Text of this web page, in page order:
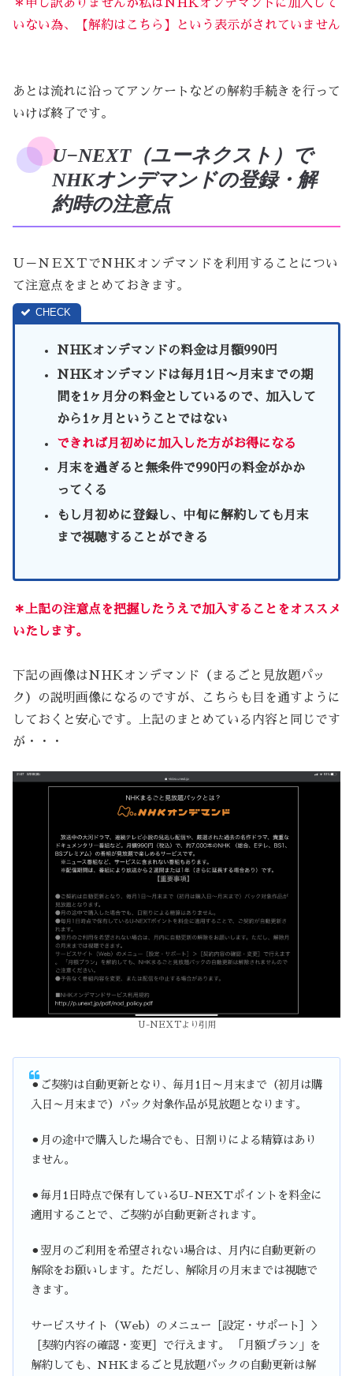
＊申し訳ありませんが私はNHKオンデマンドに加入して
いない為、【解約はこちら】という表示がされていません
あとは流れに沿ってアンケートなどの解約手続きを行って
いけば終了です。
U−NEXT（ユーネクスト）で
NHKオンデマンドの登録・解
約時の注意点
Ｕ－ＮＥＸＴでNHKオンデマンドを利用することについ
て注意点をまとめておきます。
NHKオンデマンドの料金は月額990円
NHKオンデマンドは毎月1日〜月末までの期
間を1ヶ月分の料金としているので、加入して
から1ヶ月ということではない
できれば月初めに加入した方がお得になる
月末を過ぎると無条件で990円の料金がかか
ってくる
もし月初めに登録し、中旬に解約しても月末
まで視聴することができる
＊上記の注意点を把握したうえで加入することをオススメ
いたします。
下記の画像はNHKオンデマンド（まるごと見放題パッ
ク）の説明画像になるのですが、こちらも目を通すように
しておくと安心です。上記のまとめている内容と同じです
が・・・
U-NEXTより引用
⚫︎ご契約は自動更新となり、毎月1日～月末まで（初月は購
入日～月末まで）パック対象作品が見放題となります。
⚫︎月の途中で購入した場合でも、日割りによる精算はあり
ません。
⚫︎毎月1日時点で保有しているU-NEXTポイントを料金に
適用することで、ご契約が自動更新されます。
⚫︎翌月のご利用を希望されない場合は、月内に自動更新の
解除をお願いします。ただし、解除月の月末までは視聴で
きます。
サービスサイト（Web）のメニュー［設定・サポート］＞
［契約内容の確認・変更］で行えます。 「月額プラン」を
解約しても、NHKまるごと見放題パックの自動更新は解